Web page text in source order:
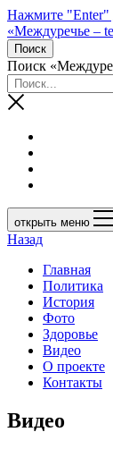
Нажмите "Enter"
«Междуречье –
Поиск
Поиск
открыть меню
Назад
Главная
Политика
История
Фото
Здоровье
Видео
О проекте
Контакты
Видео